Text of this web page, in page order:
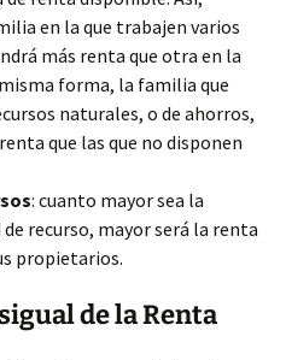
en la que trabajen varios
más renta que otra en la
forma, la familia que
naturales, o de ahorros,
que las que no disponen
: cuanto mayor sea la
recurso, mayor será la renta
propietarios.
de la Renta